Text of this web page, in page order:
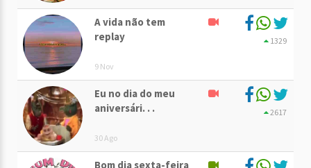
A vida não tem
replay
9 Nov
1329
Eu no dia do meu
aniversári. . .
30 Ago
2617
Bom dia sexta-feira